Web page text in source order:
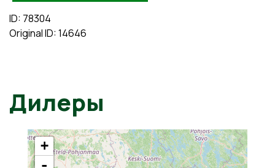
ID: 78304
Original ID: 14646
Дилеры
+